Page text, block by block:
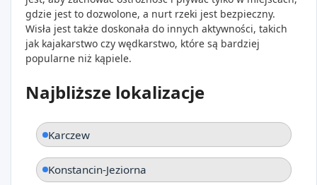
gdzie jest to dozwolone, a nurt rzeki jest bezpieczny.
Wisła jest także doskonała do innych aktywności, takich
jak kajakarstwo czy wędkarstwo, które są bardziej
popularne niż kąpiele.
Najbliższe lokalizacje
Karczew
Konstancin-Jeziorna